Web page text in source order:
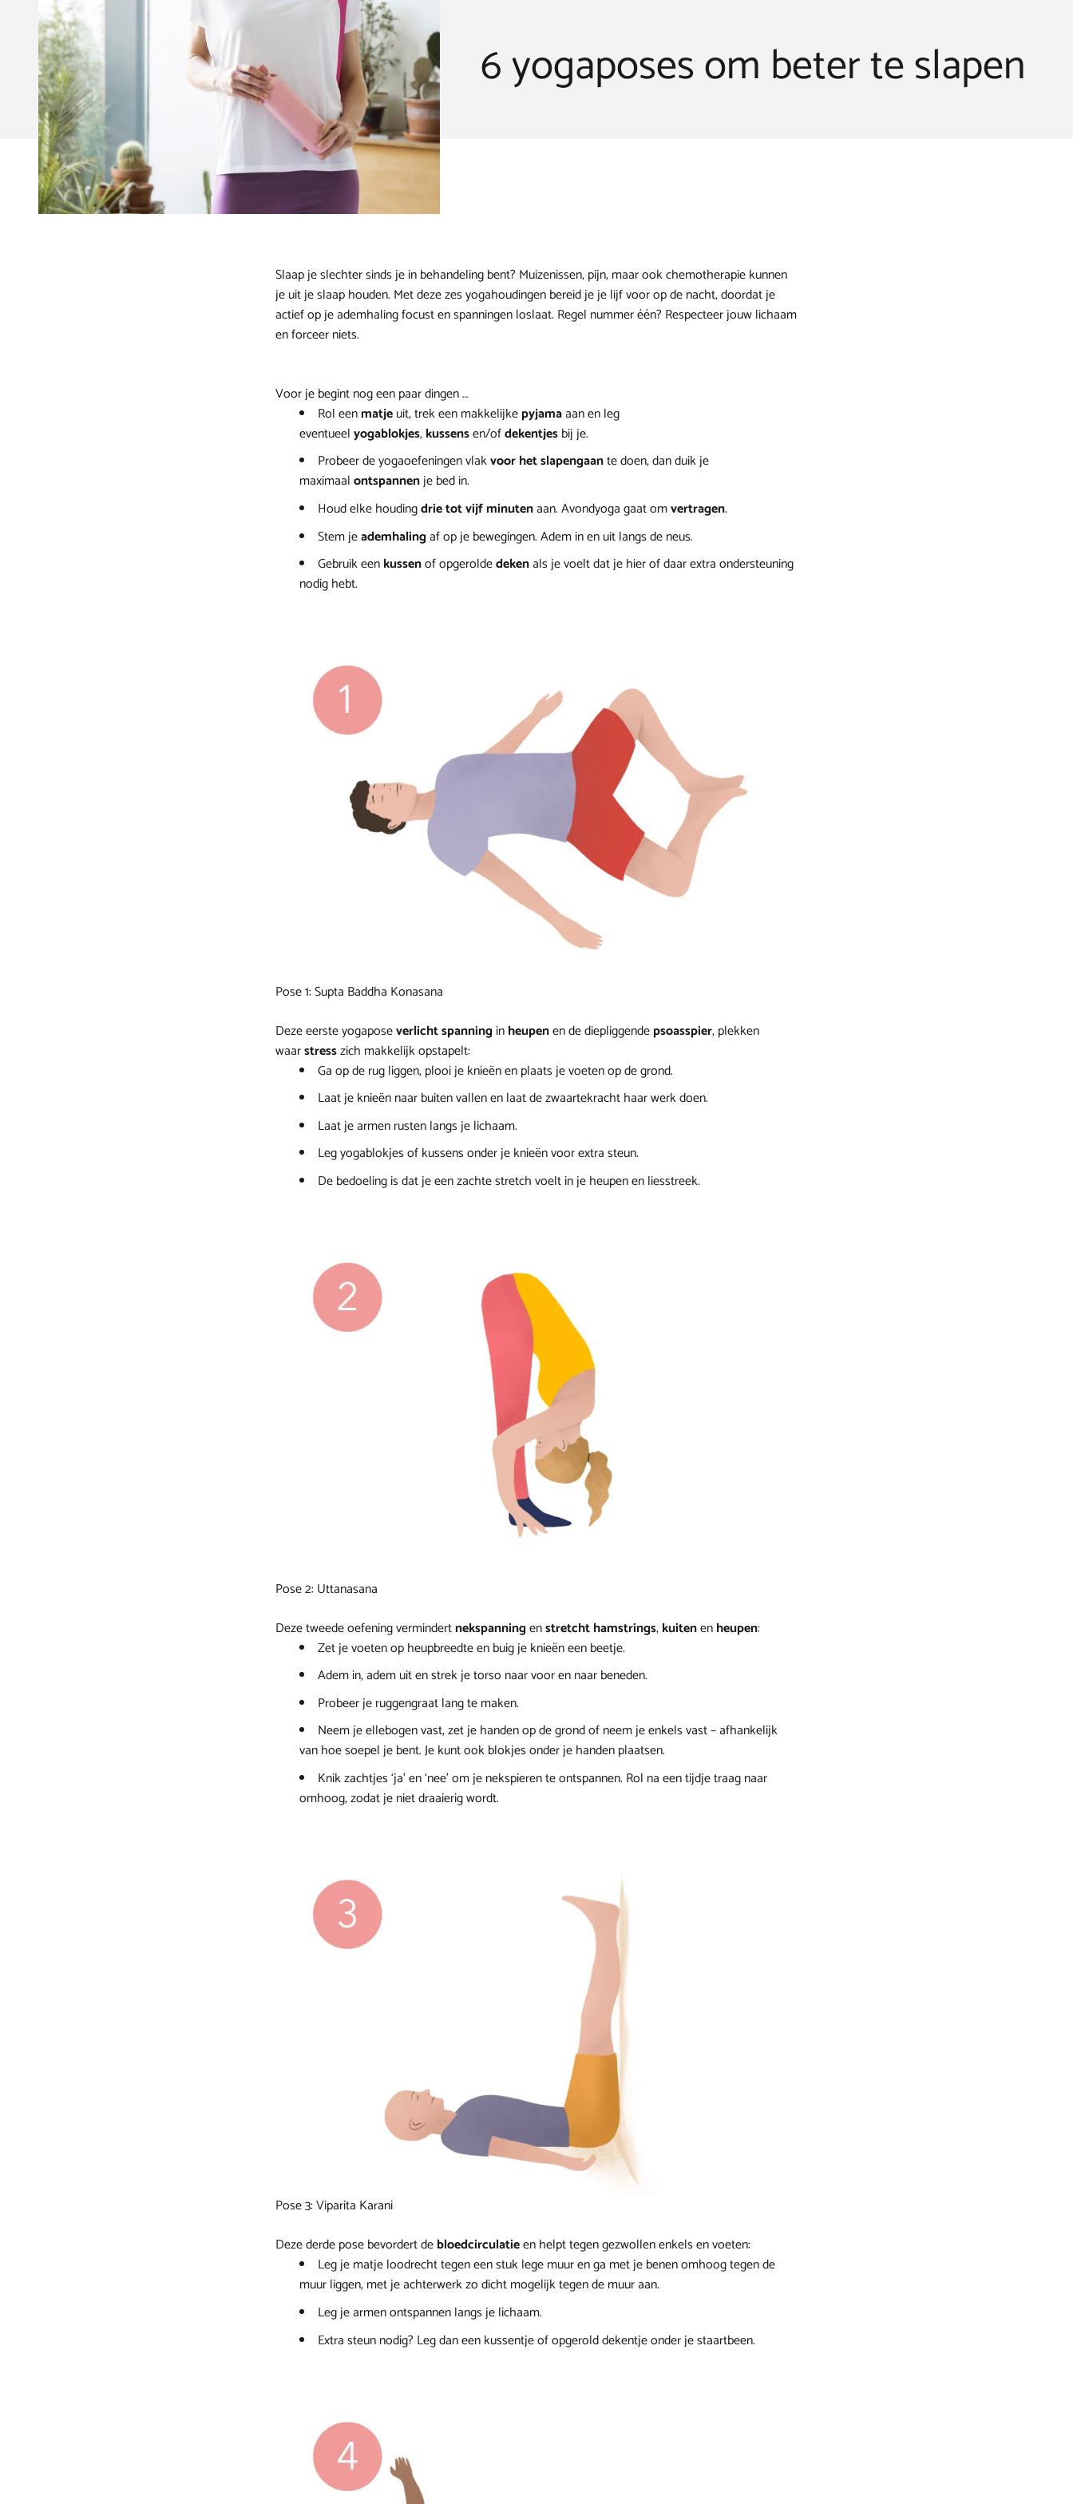
6 yogaposes om beter te slapen
Slaap je slechter sinds je in behandeling bent? Muizenissen, pijn, maar ook chemotherapie kunnen
je uit je slaap houden. Met deze zes yogahoudingen bereid je je lijf voor op de nacht, doordat je
actief op je ademhaling focust en spanningen loslaat. Regel nummer één? Respecteer jouw lichaam
en forceer niets.
Voor je begint nog een paar dingen …
Rol eenmatjeuit, trek een makkelijkepyjamaaan en leg
eventueelyogablokjes,kussensen/ofdekentjesbij je.
Probeer de yogaoefeningen vlakvoor het slapengaante doen, dan duik je
maximaalontspannenje bed in.
Houd elke houdingdrie tot vijf minutenaan. Avondyoga gaat omvertragen.
Stem jeademhalingaf op je bewegingen. Adem in en uit langs de neus.
Gebruik eenkussenof opgeroldedekenals je voelt dat je hier of daar extra ondersteuning
nodig hebt.
Pose 1: Supta Baddha Konasana
Deze eerste yogaposeverlicht spanninginheupenen de diepliggendepsoasspier, plekken
waarstresszich makkelijk opstapelt:
Ga op de rug liggen, plooi je knieën en plaats je voeten op de grond.
Laat je knieën naar buiten vallen en laat de zwaartekracht haar werk doen.
Laat je armen rusten langs je lichaam.
Leg yogablokjes of kussens onder je knieën voor extra steun.
De bedoeling is dat je een zachte stretch voelt in je heupen en liesstreek.
Pose 2: Uttanasana
Deze tweede oefening vermindertnekspanningenstretchthamstrings,kuitenenheupen:
Zet je voeten op heupbreedte en buig je knieën een beetje.
Adem in, adem uit en strek je torso naar voor en naar beneden.
Probeer je ruggengraat lang te maken.
Neem je ellebogen vast, zet je handen op de grond of neem je enkels vast – afhankelijk
van hoe soepel je bent. Je kunt ook blokjes onder je handen plaatsen.
Knik zachtjes ‘ja’ en ‘nee’ om je nekspieren te ontspannen. Rol na een tijdje traag naar
omhoog, zodat je niet draaierig wordt.
Pose 3: Viparita Karani
Deze derde pose bevordert debloedcirculatieen helpt tegen gezwollen enkels en voeten:
Leg je matje loodrecht tegen een stuk lege muur en ga met je benen omhoog tegen de
muur liggen, met je achterwerk zo dicht mogelijk tegen de muur aan.
Leg je armen ontspannen langs je lichaam.
Extra steun nodig? Leg dan een kussentje of opgerold dekentje onder je staartbeen.